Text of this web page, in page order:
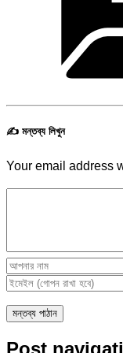
✍️ মন্তব্য লিখুন
Your email address
Post